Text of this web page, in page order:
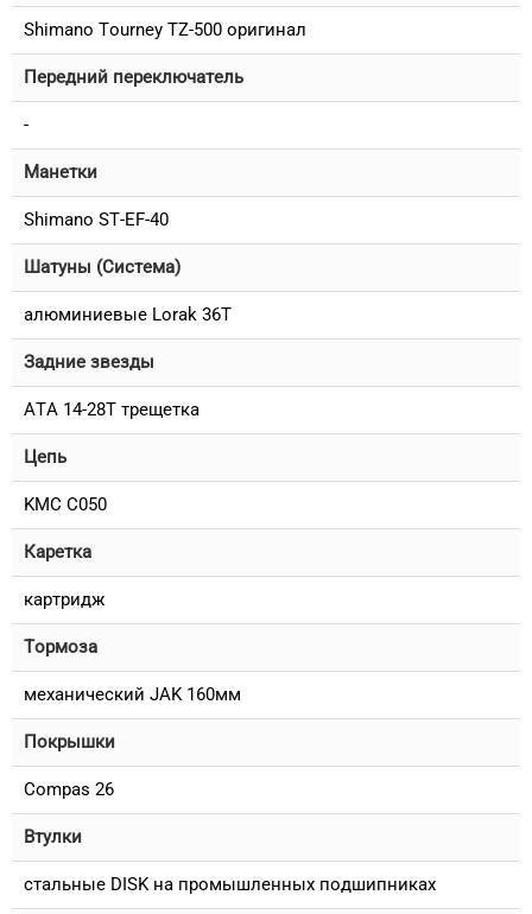
Shimano Tourney TZ-500 оригинал
Передний переключатель
-
Манетки
Shimano ST-EF-40
Шатуны (Система)
алюминиевые Lorak 36T
Задние звезды
ATA 14-28T трещетка
Цепь
KMC C050
Каретка
картридж
Тормоза
механический JAK 160мм
Покрышки
Compas 26
Втулки
стальные DISK на промышленных подшипниках